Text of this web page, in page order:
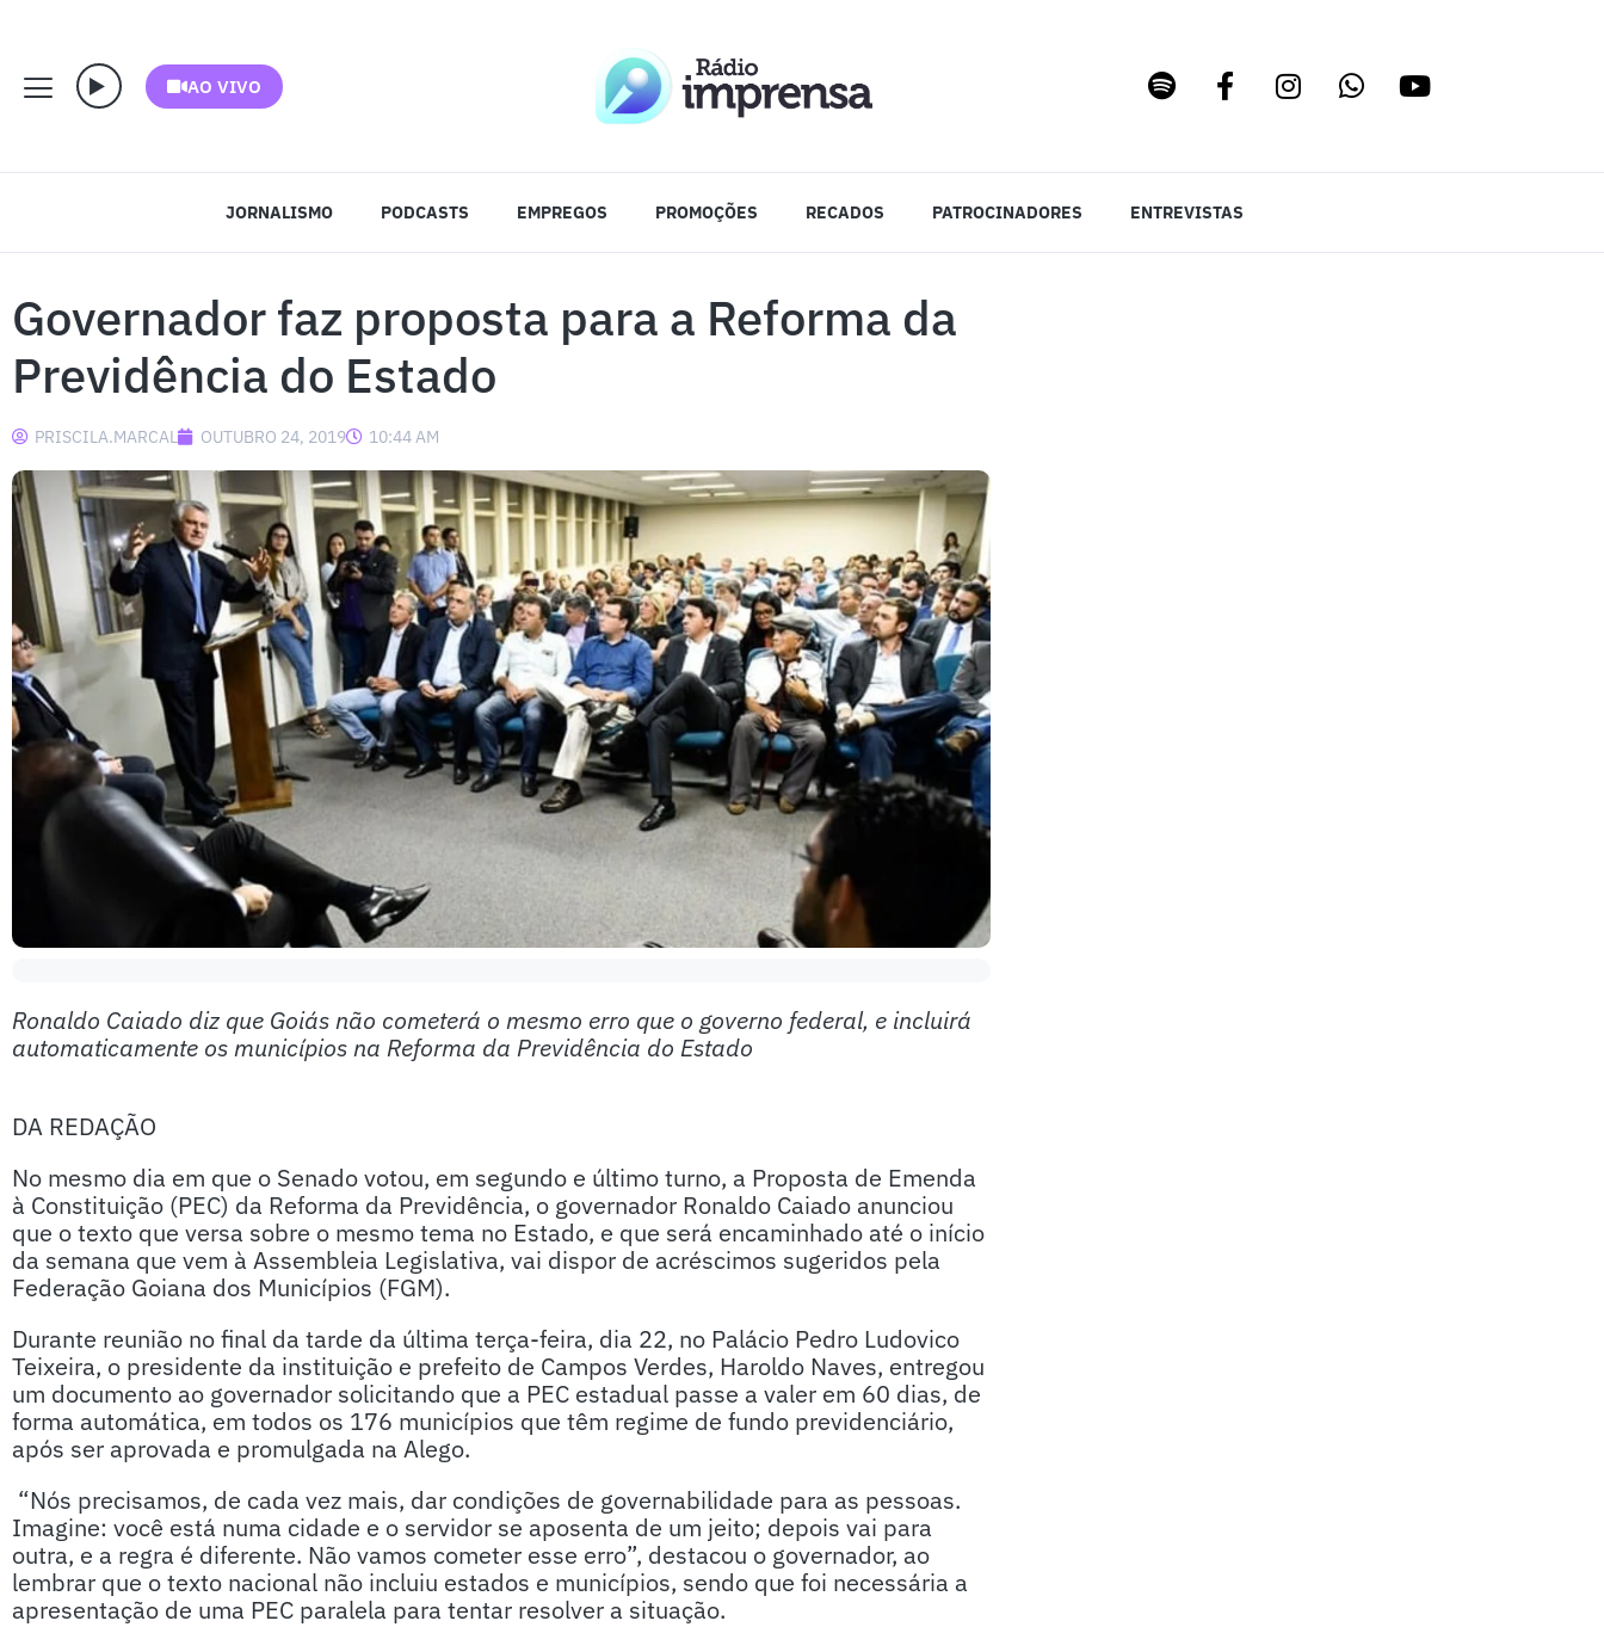
AO VIVO
JORNALISMO PODCASTS EMPREGOS PROMOÇÕES RECADOS PATROCINADORES ENTREVISTAS
Governador faz proposta para a Reforma da
Previdência do Estado
PRISCILA.MARCAL OUTUBRO 24, 2019 10:44 AM
Ronaldo Caiado diz que Goiás não cometerá o mesmo erro que o governo federal, e incluirá
automaticamente os municípios na Reforma da Previdência do Estado
DA REDAÇÃO
No mesmo dia em que o Senado votou, em segundo e último turno, a Proposta de Emenda
à Constituição (PEC) da Reforma da Previdência, o governador Ronaldo Caiado anunciou
que o texto que versa sobre o mesmo tema no Estado, e que será encaminhado até o início
da semana que vem à Assembleia Legislativa, vai dispor de acréscimos sugeridos pela
Federação Goiana dos Municípios (FGM).
Durante reunião no final da tarde da última terça-feira, dia 22, no Palácio Pedro Ludovico
Teixeira, o presidente da instituição e prefeito de Campos Verdes, Haroldo Naves, entregou
um documento ao governador solicitando que a PEC estadual passe a valer em 60 dias, de
forma automática, em todos os 176 municípios que têm regime de fundo previdenciário,
após ser aprovada e promulgada na Alego.
“Nós precisamos, de cada vez mais, dar condições de governabilidade para as pessoas.
Imagine: você está numa cidade e o servidor se aposenta de um jeito; depois vai para
outra, e a regra é diferente. Não vamos cometer esse erro”, destacou o governador, ao
lembrar que o texto nacional não incluiu estados e municípios, sendo que foi necessária a
apresentação de uma PEC paralela para tentar resolver a situação.